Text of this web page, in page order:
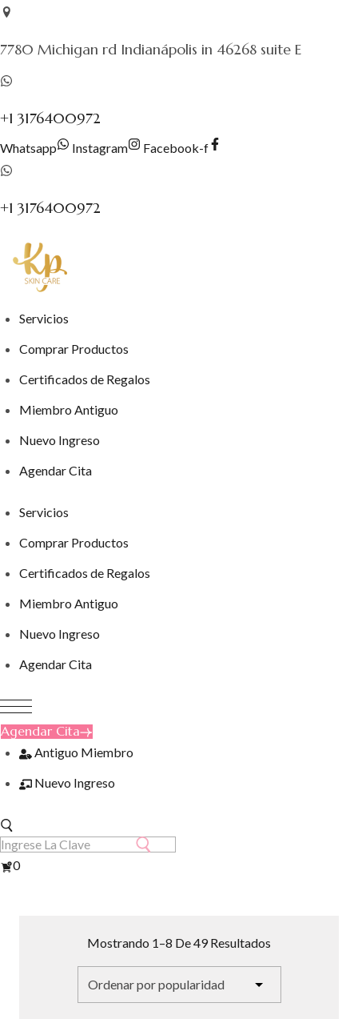
Saltar
contenido
7780 Michigan rd Indianápolis in 46268 suite E
+1 3176400972
Whatsapp Instagram Facebook-f
+1 3176400972
Servicios
Comprar Productos
Certificados de Regalos
Miembro Antiguo
Nuevo Ingreso
Agendar Cita
Servicios
Comprar Productos
Certificados de Regalos
Miembro Antiguo
Nuevo Ingreso
Agendar Cita
Agendar Cita
Antiguo Miembro
Nuevo Ingreso
Ver
0
Mostrando 1–8 De 49 Resultados
Popularidad